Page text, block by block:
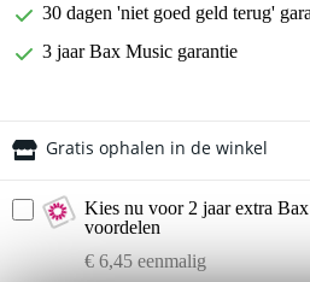
30 dagen 'niet goed geld terug'
3 jaar Bax Music garantie
Gratis ophalen in de winkel
Kies nu voor 2 jaar extra
voordelen
€ 6,45 eenmalig